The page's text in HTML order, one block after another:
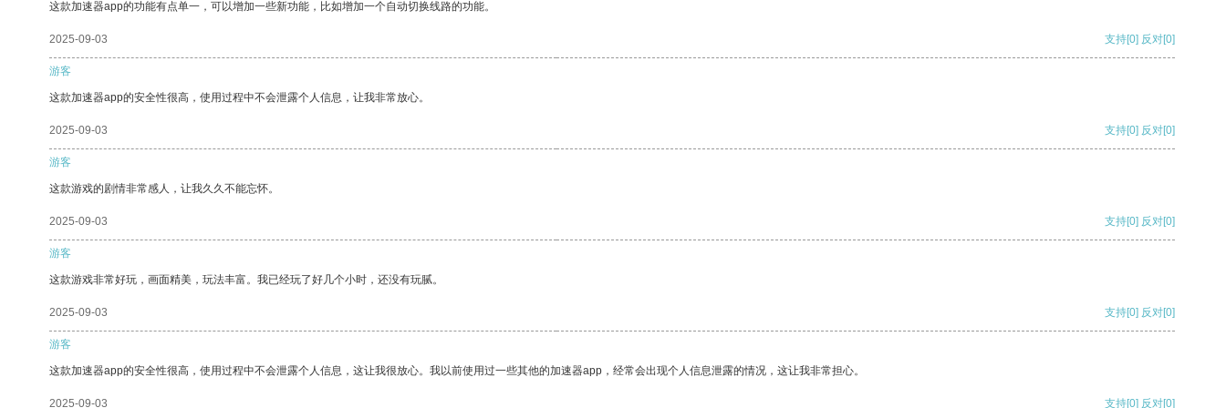
这款加速器app的功能有点单一，可以增加一些新功能，比如增加一个自动切换线路的功能。
2025-09-03 支持[0] 反对[0]
游客
这款加速器app的安全性很高，使用过程中不会泄露个人信息，让我非常放心。
2025-09-03 支持[0] 反对[0]
游客
这款游戏的剧情非常感人，让我久久不能忘怀。
2025-09-03 支持[0] 反对[0]
游客
这款游戏非常好玩，画面精美，玩法丰富。我已经玩了好几个小时，还没有玩腻。
2025-09-03 支持[0] 反对[0]
游客
这款加速器app的安全性很高，使用过程中不会泄露个人信息，这让我很放心。我以前使用过一些其他的加速器app，经常会出现个人信息泄露的情况，这让我非常担心。
2025-09-03 支持[0] 反对[0]